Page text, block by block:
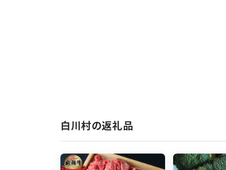
白川村の返礼品